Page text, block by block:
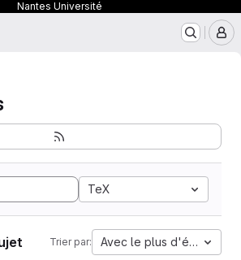
Nantes Université
TeX
Trier par: Avec le plus d'étoiles